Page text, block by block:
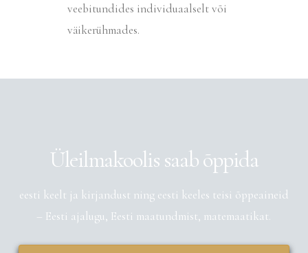
veebitundides individuaalselt või
väikerühmades.
Üleilmakoolis saab õppida
eesti keelt ja kirjandust ning eesti keeles teisi õppeaineid
– Eesti ajalugu, Eesti maatundmist, matemaatikat.